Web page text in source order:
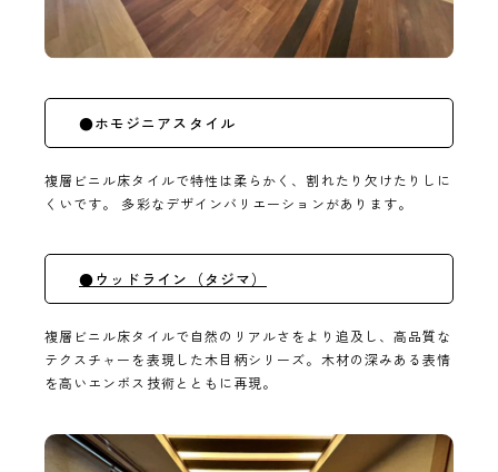
●ホモジニアスタイル
複層ビニル床タイルで特性は柔らかく、割れたり欠けたりしに
くいです。 多彩なデザインバリエーションがあります。
●ウッドライン（タジマ）
複層ビニル床タイルで自然のリアルさをより追及し、高品質な
テクスチャーを表現した木目柄シリーズ。木材の深みある表情
を高いエンボス技術とともに再現。